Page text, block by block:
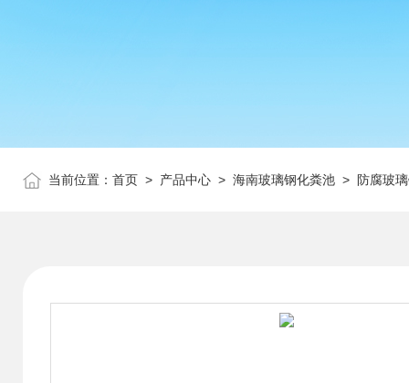
当前位置： 首页 > 产品中心 > 海南玻璃钢化粪池 > 防腐玻